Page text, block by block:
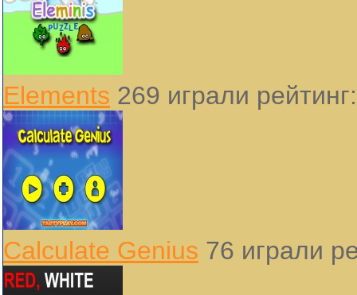
Elements 269 играли
Calculate Genius 76 играли